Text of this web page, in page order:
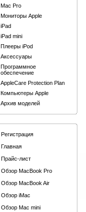
Mac Pro
Мониторы Apple
iPad
iPad mini
Плееры iPod
Аксессуары
Программное
обеспечение
AppleCare Protection Plan
Компьютеры Apple
Архив моделей
Регистрация
Главная
Прайс-лист
Обзор MacBook Pro
Обзор MacBook Air
Обзор iMac
Обзор Mac mini